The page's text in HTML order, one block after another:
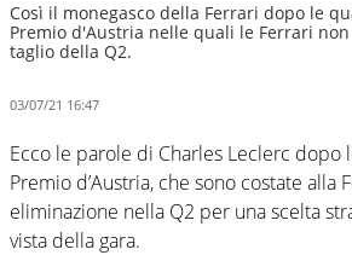
Così il monegasco della Ferrari dopo le
Premio d'Austria nelle quali le Ferrari
taglio della Q2.
03/07/21 16:47
Ecco le parole di Charles Leclerc dopo
Premio d’Austria, che sono costate alla
eliminazione nella Q2 per una scelta
vista della gara.